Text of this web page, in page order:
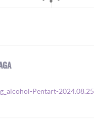
Pentart-2024.08.25